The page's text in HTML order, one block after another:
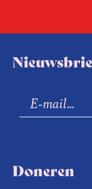
Doneren